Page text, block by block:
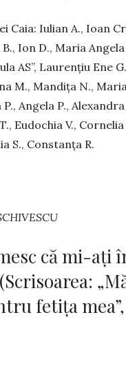
Caia: Iulian A., Ioan
Ion D., Maria
AS”, Laurențiu Ene
M., Man­dița N., Maria
Angela P.,
Eudochia V., Cornelia
S., Constanța R.
că mi-ați
fetița mea”,